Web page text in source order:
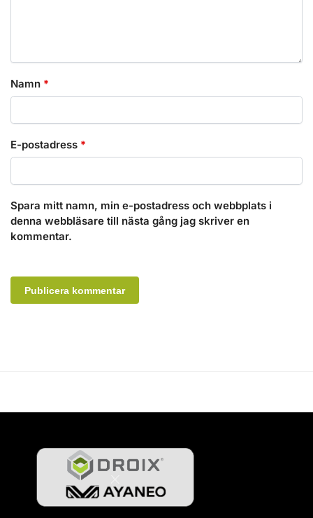
Namn *
E-postadress *
Spara mitt namn, min e-postadress och webbplats i
denna webbläsare till nästa gång jag skriver en
kommentar.